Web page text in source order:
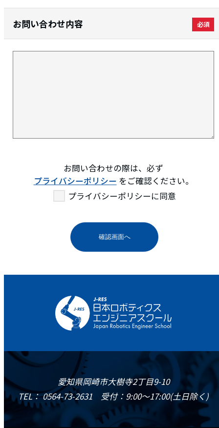
お問い合わせ内容
お問い合わせの際は、必ず
プライバシーポリシー をご確認ください。
プライバシーポリシーに同意
愛知県岡崎市大樹寺2丁目9-10
TEL： 0564-73-2631 受付：9:00～17:00(土日除く)